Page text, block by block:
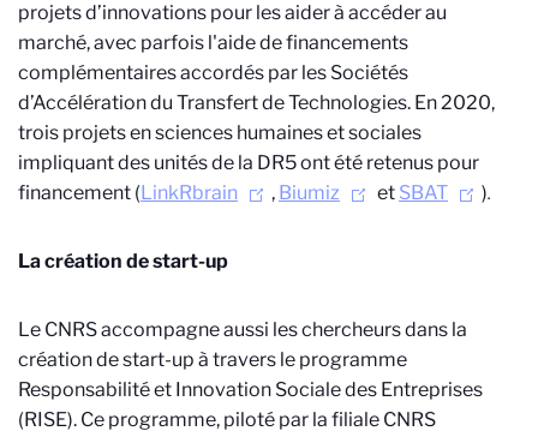
projets d’innovations pour les aider à accéder au
marché, avec parfois l'aide de financements
complémentaires accordés par les Sociétés
d’Accélération du Transfert de Technologies. En 2020,
trois projets en sciences humaines et sociales
impliquant des unités de la DR5 ont été retenus pour
financement (LinkRbrain , Biumiz et SBAT ).
La création de start-up
Le CNRS accompagne aussi les chercheurs dans la
création de start-up à travers le programme
Responsabilité et Innovation Sociale des Entreprises
(RISE). Ce programme, piloté par la filiale CNRS